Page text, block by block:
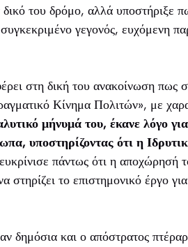
του δρόμο, αλλά υποστήριξε
γεγονός, ευχόμενη
στη δική του ανακοίνωση πως
Κίνημα Πολιτών», με
μήνυμά του, έκανε λόγο
υποστηρίζοντας ότι η
πάντως ότι η αποχώρησή
στηρίζει το επιστημονικό έργο
δημόσια και ο απόστρατος